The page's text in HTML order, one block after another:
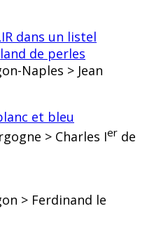
dans un listel
de perles
Naples > Jean
et bleu
> Charles Ier de
> Ferdinand le